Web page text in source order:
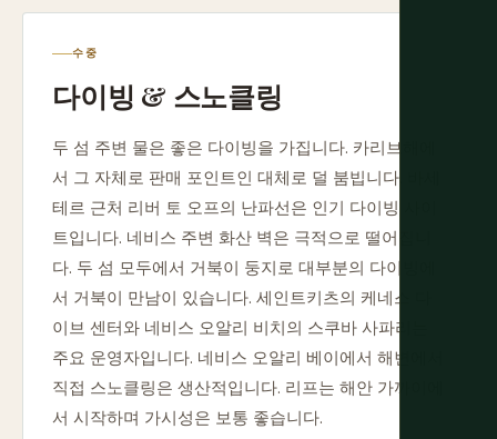
수중
다이빙 & 스노클링
두 섬 주변 물은 좋은 다이빙을 가집니다. 카리브해에
서 그 자체로 판매 포인트인 대체로 덜 붐빕니다. 바세
테르 근처 리버 토 오프의 난파선은 인기 다이빙 사이
트입니다. 네비스 주변 화산 벽은 극적으로 떨어집니
다. 두 섬 모두에서 거북이 둥지로 대부분의 다이빙에
서 거북이 만남이 있습니다. 세인트키츠의 케네스 다
이브 센터와 네비스 오알리 비치의 스쿠바 사파리는
주요 운영자입니다. 네비스 오알리 베이에서 해변에서
직접 스노클링은 생산적입니다. 리프는 해안 가까이에
서 시작하며 가시성은 보통 좋습니다.